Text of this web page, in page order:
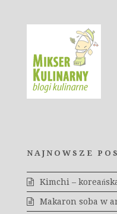
NAJNOWSZE
Kimchi –
Makaron soba w